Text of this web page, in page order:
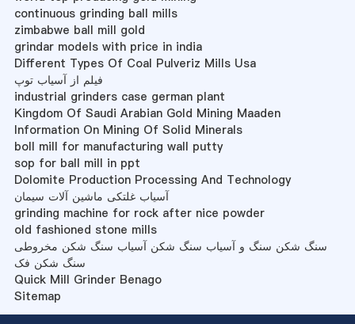
continuous grinding ball mills
zimbabwe ball mill gold
grindar models with price in india
Different Types Of Coal Pulveriz Mills Usa
فیلم از آسیاب توپ
industrial grinders case german plant
Kingdom Of Saudi Arabian Gold Mining Maaden
Information On Mining Of Solid Minerals
boll mill for manufacturing wall putty
sop for ball mill in ppt
Dolomite Production Processing And Technology
آسیاب غلتکی ماشین آلات سیمان
grinding machine for rock after nice powder
old fashioned stone mills
سنگ شکن سنگ و آسیاب سنگ شکن آسیاب سنگ شکن مخروطی
سنگ شکن فک
Quick Mill Grinder Benago
Sitemap